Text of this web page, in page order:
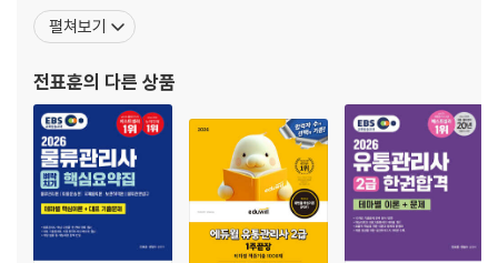
SECTION 4 관광의 진흥과 홍보
SECTION 5 관광지 등의 개발
01. 관광지 및 관광단지의 개발
02. 관광특구
기출예상문제
자 사단법인 한국유통학회 정회원, 인하대학교 산학협력교수, EBS
물류관리사 물류관련법규, EBS 관광통역안내사 관광법규 교수를 역
고용노동부/한국산업인력공단 물류관리과정 강의를 진행하고 있다.
펼쳐보기
전표훈의 다른 상품